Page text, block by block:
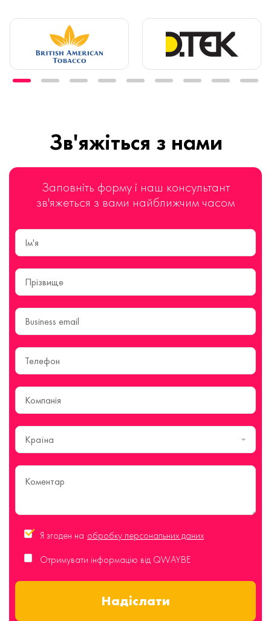
Зв'яжіться з нами
Заповніть форму і наш консультант
зв'яжеться з вами найближчим часом
Країна
Я згоден на обробку персональних даних
Отримувати інформацію від QWAYBE
Надіслати